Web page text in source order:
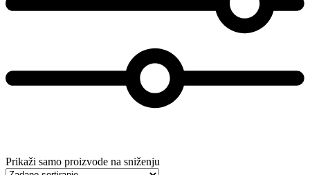
Prikaži samo proizvode na sniženju